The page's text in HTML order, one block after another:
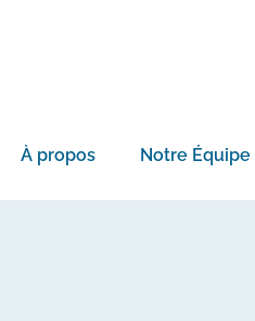
À propos Notre Équipe